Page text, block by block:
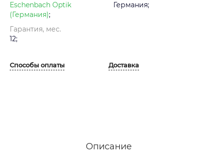
Eschenbach Optik
(Германия);
Германия;
Гарантия, мес.
12;
Способы оплаты Доставка
Описание